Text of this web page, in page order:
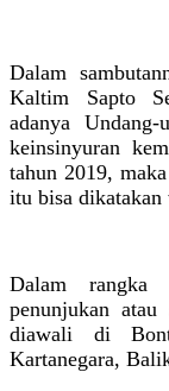
Dalam
Kaltim Sapto
adanya
keinsinyuran
tahun 2019,
itu bisa dikatakan
Dalam rangka
penunjukan atau
diawali di
Kartanegara,